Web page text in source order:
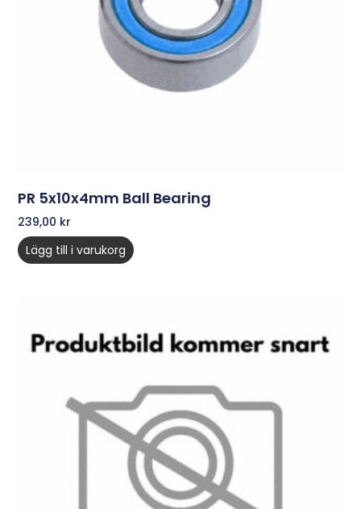
PR 5x10x4mm Ball Bearing
239,00 kr
Lägg till i varukorg